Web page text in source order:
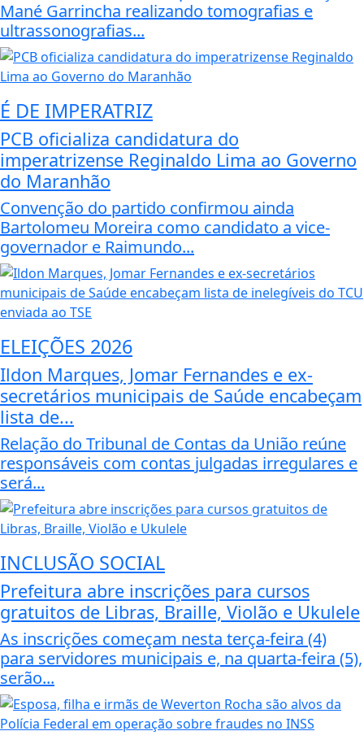
Mané Garrincha realizando tomografias e
ultrassonografias...
É DE IMPERATRIZ
PCB oficializa candidatura do
imperatrizense Reginaldo Lima ao Governo
do Maranhão
Convenção do partido confirmou ainda
Bartolomeu Moreira como candidato a vice-
governador e Raimundo...
ELEIÇÕES 2026
Ildon Marques, Jomar Fernandes e ex-
secretários municipais de Saúde encabeçam
lista de...
Relação do Tribunal de Contas da União reúne
responsáveis com contas julgadas irregulares e
será...
INCLUSÃO SOCIAL
Prefeitura abre inscrições para cursos
gratuitos de Libras, Braille, Violão e Ukulele
As inscrições começam nesta terça-feira (4)
para servidores municipais e, na quarta-feira (5),
serão...